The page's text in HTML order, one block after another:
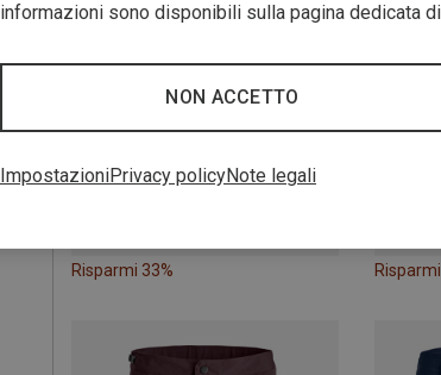
Risparmi 33%
informazioni sono disponibili sulla pagina dedicata di
NON ACCETTO
ImpostazioniPrivacy policyNote legali